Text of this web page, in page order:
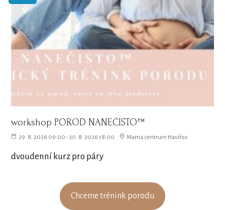
workshop POROD NANEČISTO™
29. 8. 2026 09:00 - 30. 8. 2026 18:00 Mama centrum Havířov
dvoudenní kurz pro páry
Chceme trénink porodu